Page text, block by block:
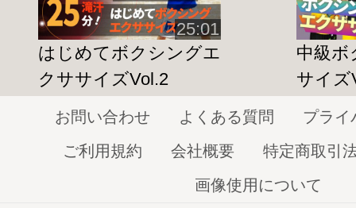
25:01
はじめてボクシングエ
クササイズVol.2
中級ボ
サイズ
お問い合わせ よくある質問
プライ
ご利用規約
会社概要
特定商取引
画像使用について